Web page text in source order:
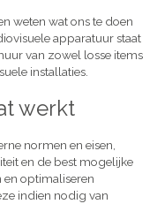
weten wat ons te doen
apparatuur staat
van zowel losse items
installaties.
werkt
normen en eisen,
en de best mogelijke
optimaliseren
indien nodig van